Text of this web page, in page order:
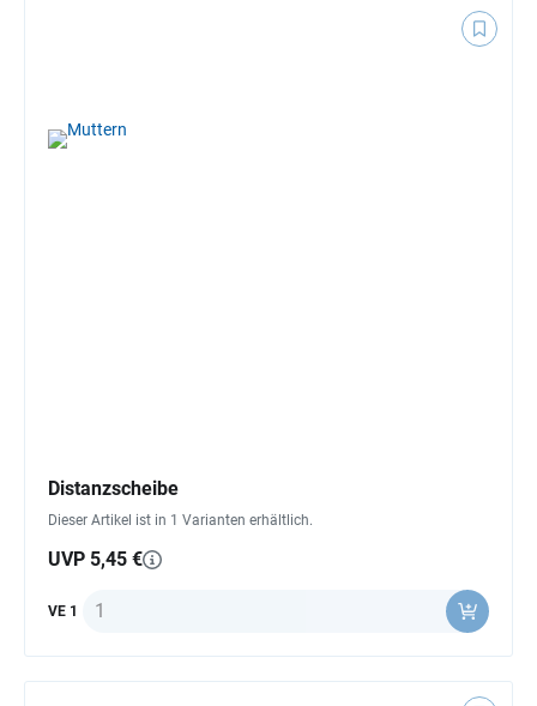
Distanzscheibe
Dieser Artikel ist in 1 Varianten erhältlich.
UVP 5,45 €
VE 1 Anzahl